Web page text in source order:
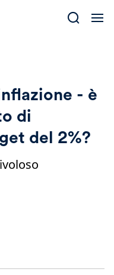
- è
di
del 2%?